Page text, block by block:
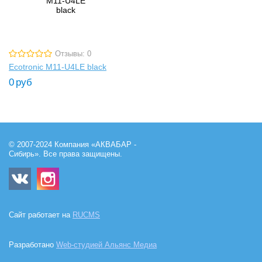
Отзывы: 0
Ecotronic M11-U4LE black
0 руб
© 2007-2024 Компания «АКВАБАР -
Сибирь». Все права защищены.
Сайт работает на RUCMS
Разработано Web-студией Альянс Медиа